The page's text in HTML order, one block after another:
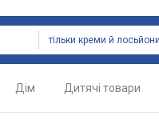
тільки креми й лосьйони
Дім Дитячі товари